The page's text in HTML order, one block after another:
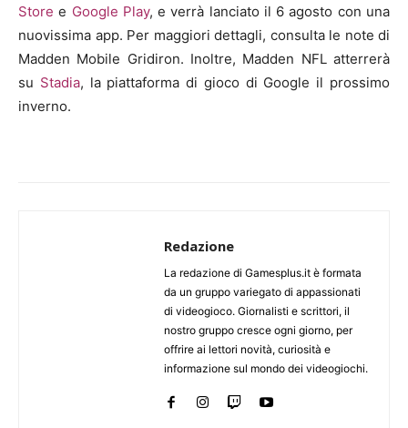
Store e Google Play, e verrà lanciato il 6 agosto con una
nuovissima app. Per maggiori dettagli, consulta le note di
Madden Mobile Gridiron. Inoltre, Madden NFL atterrerà
su Stadia, la piattaforma di gioco di Google il prossimo
inverno.
Redazione
La redazione di Gamesplus.it è formata
da un gruppo variegato di appassionati
di videogioco. Giornalisti e scrittori, il
nostro gruppo cresce ogni giorno, per
offrire ai lettori novità, curiosità e
informazione sul mondo dei videogiochi.